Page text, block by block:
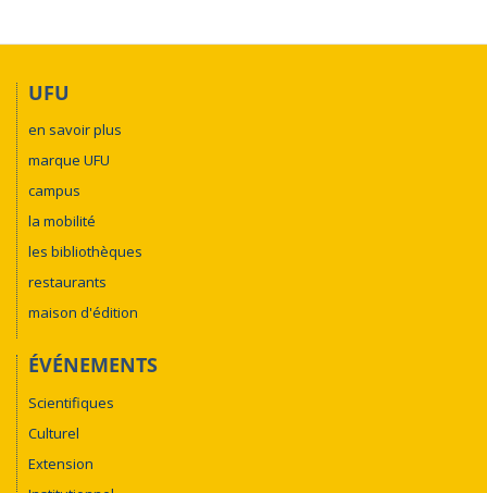
UFU
en savoir plus
marque UFU
campus
la mobilité
les bibliothèques
restaurants
maison d'édition
ÉVÉNEMENTS
Scientifiques
Culturel
Extension